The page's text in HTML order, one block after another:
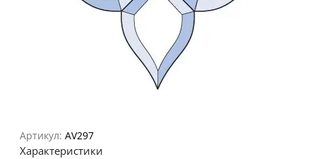
Артикул: AV297
Характеристики